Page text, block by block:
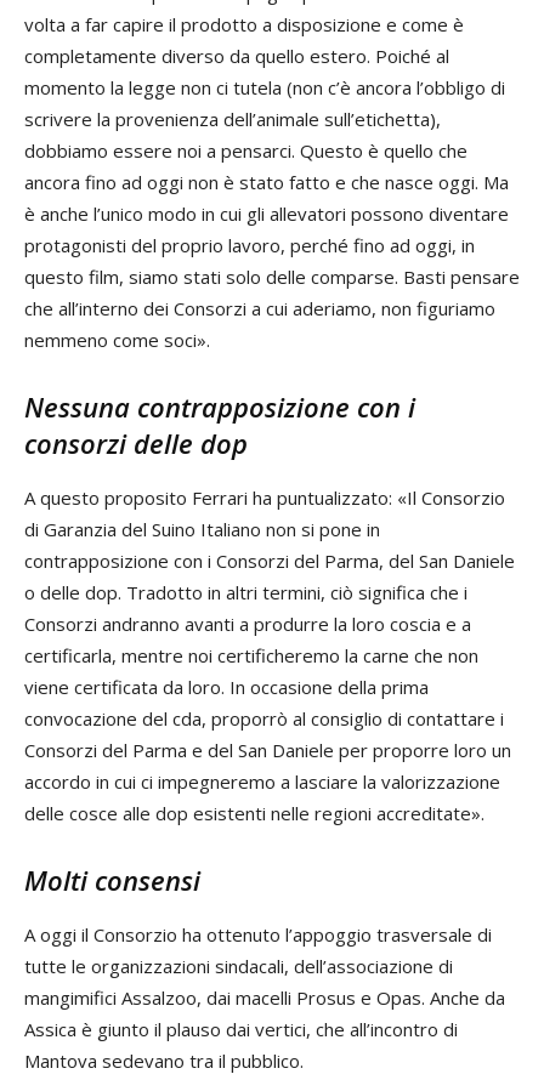
volta a far capire il prodotto a disposizione e come è
completamente diverso da quello estero. Poiché al
momento la legge non ci tutela (non c’è ancora l’obbligo di
scrivere la provenienza dell’animale sull’etichetta),
dobbiamo essere noi a pensarci. Questo è quello che
ancora fino ad oggi non è stato fatto e che nasce oggi. Ma
è anche l’unico modo in cui gli allevatori possono diventare
protagonisti del proprio lavoro, perché fino ad oggi, in
questo film, siamo stati solo delle comparse. Basti pensare
che all’interno dei Consorzi a cui aderiamo, non figuriamo
nemmeno come soci».
Nessuna contrapposizione con i
consorzi delle dop
A questo proposito Ferrari ha puntualizzato: «Il Consorzio
di Garanzia del Suino Italiano non si pone in
contrapposizione con i Consorzi del Parma, del San Daniele
o delle dop. Tradotto in altri termini, ciò significa che i
Consorzi andranno avanti a produrre la loro coscia e a
certificarla, mentre noi certificheremo la carne che non
viene certificata da loro. In occasione della prima
convocazione del cda, proporrò al consiglio di contattare i
Consorzi del Parma e del San Daniele per proporre loro un
accordo in cui ci impegneremo a lasciare la valorizzazione
delle cosce alle dop esistenti nelle regioni accreditate».
Molti consensi
A oggi il Consorzio ha ottenuto l’appoggio trasversale di
tutte le organizzazioni sindacali, dell’associazione di
mangimifici Assalzoo, dai macelli Prosus e Opas. Anche da
Assica è giunto il plauso dai vertici, che all’incontro di
Mantova sedevano tra il pubblico.